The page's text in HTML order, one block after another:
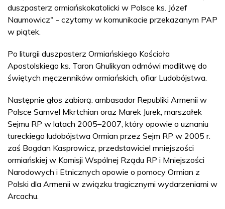
duszpasterz ormiańskokatolicki w Polsce ks. Józef
Naumowicz" - czytamy w komunikacie przekazanym PAP
w piątek.
Po liturgii duszpasterz Ormiańskiego Kościoła
Apostolskiego ks. Taron Ghulikyan odmówi modlitwę do
świętych męczenników ormiańskich, ofiar Ludobójstwa.
Następnie głos zabiorą: ambasador Republiki Armenii w
Polsce Samvel Mkrtchian oraz Marek Jurek, marszałek
Sejmu RP w latach 2005–2007, który opowie o uznaniu
tureckiego ludobójstwa Ormian przez Sejm RP w 2005 r.
zaś Bogdan Kasprowicz, przedstawiciel mniejszości
ormiańskiej w Komisji Wspólnej Rządu RP i Mniejszości
Narodowych i Etnicznych opowie o pomocy Ormian z
Polski dla Armenii w związku tragicznymi wydarzeniami w
Arcachu.